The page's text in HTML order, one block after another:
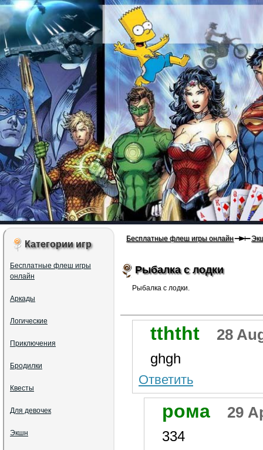
Бесплатные флеш игры онлайн
Рыбалка с лодки
Рыбалка с лодки.
tththt 28
ghgh
Ответить
рома 29
334
Категории игр
Бесплатные флеш игры
онлайн
Аркады
Логические
Приключения
Бродилки
Квесты
Для девочек
Экшн